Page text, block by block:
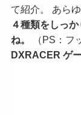
て紹介。 あら
４種類をしっ
ね。
（PS：フ
DXRACER ゲ